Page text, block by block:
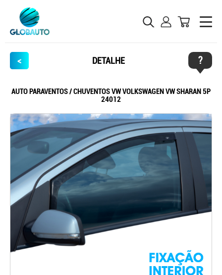
< DETALHE ?
AUTO PARAVENTOS / CHUVENTOS VW VOLKSWAGEN VW SHARAN 5P
24012